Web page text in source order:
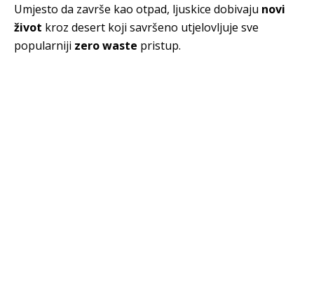
Umjesto da završe kao otpad, ljuskice dobivaju novi
život kroz desert koji savršeno utjelovljuje sve
popularniji zero waste pristup.